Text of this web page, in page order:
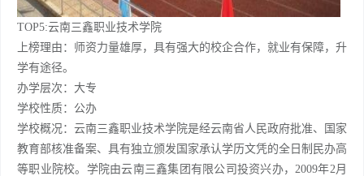
TOP5:云南三鑫职业技术学院
上榜理由：师资力量雄厚，具有强大的校企合作，就业有保障，升
学有途径。
办学层次：大专
学校性质：公办
学校概况：云南三鑫职业技术学院是经云南省人民政府批准、国家
教育部核准备案、具有独立颁发国家承认学历文凭的全日制民办高
等职业院校。学院由云南三鑫集团有限公司投资兴办，2009年2月